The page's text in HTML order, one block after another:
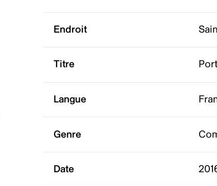
Endroit
Titre
Langue
Genre
Date